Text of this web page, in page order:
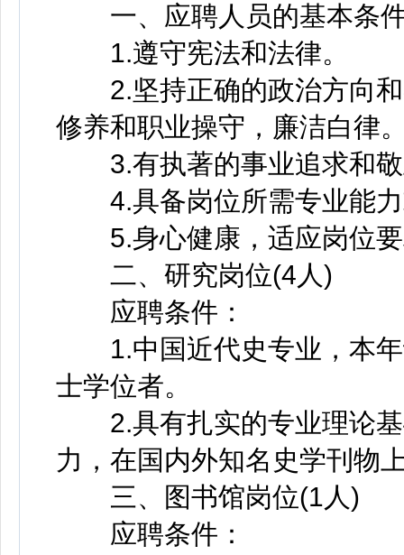
一、应聘人员的基本条
1.遵守宪法和法律。
2.坚持正确的政治方向和
修养和职业操守，廉洁白律
3.有执著的事业追求和敬
4.具备岗位所需专业能力
5.身心健康，适应岗位要
二、研究岗位(4人)
应聘条件：
1.中国近代史专业，本年
士学位者。
2.具有扎实的专业理论基
力，在国内外知名史学刊物
三、图书馆岗位(1人)
应聘条件：